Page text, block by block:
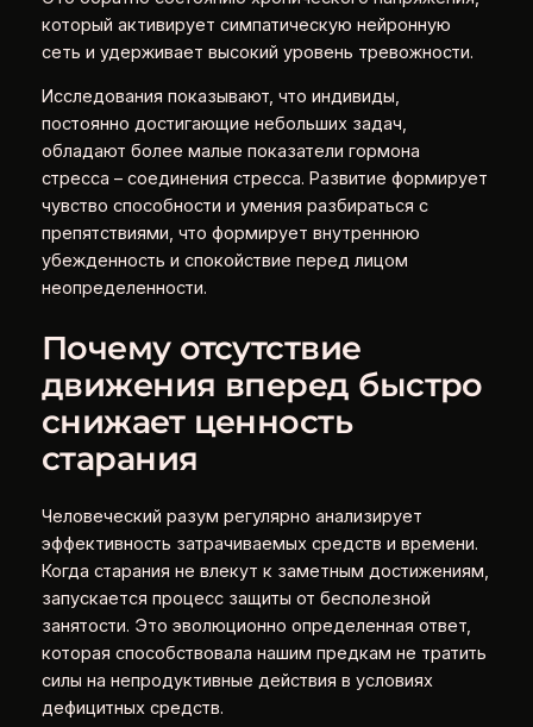
который активирует симпатическую нейронную
сеть и удерживает высокий уровень тревожности.
Исследования показывают, что индивиды,
постоянно достигающие небольших задач,
обладают более малые показатели гормона
стресса – соединения стресса. Развитие формирует
чувство способности и умения разбираться с
препятствиями, что формирует внутреннюю
убежденность и спокойствие перед лицом
неопределенности.
Почему отсутствие
движения вперед быстро
снижает ценность
старания
Человеческий разум регулярно анализирует
эффективность затрачиваемых средств и времени.
Когда старания не влекут к заметным достижениям,
запускается процесс защиты от бесполезной
занятости. Это эволюционно определенная ответ,
которая способствовала нашим предкам не тратить
силы на непродуктивные действия в условиях
дефицитных средств.